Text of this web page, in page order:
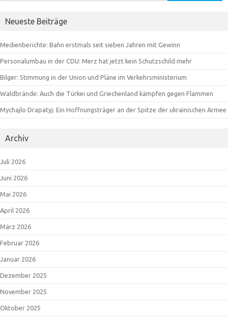
nach:
Neueste Beiträge
Medienberichte: Bahn erstmals seit sieben Jahren mit Gewinn
Personalumbau in der CDU: Merz hat jetzt kein Schutzschild mehr
Bilger: Stimmung in der Union und Pläne im Verkehrsministerium
Waldbrände: Auch die Türkei und Griechenland kämpfen gegen Flammen
Mychajlo Drapatyj: Ein Hoffnungsträger an der Spitze der ukrainischen Armee
Archiv
Juli 2026
Juni 2026
Mai 2026
April 2026
März 2026
Februar 2026
Januar 2026
Dezember 2025
November 2025
Oktober 2025